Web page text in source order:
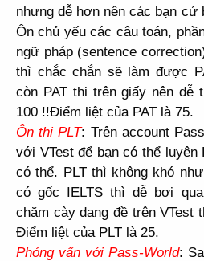
nhưng dễ hơn nên các bạn cứ
Ôn chủ yếu các câu toán,
ngữ pháp (sentence
thì chắc chắn sẽ làm được
còn PAT thi trên giấy nên dễ
100 !!Điểm liệt của PAT là 75.
Ôn thi PLT: Trên account
với VTest để bạn có thể luyên
có thể. PLT thì không khó
có gốc IELTS thì dễ bơi
chăm cày dạng đề trên VTest
Điểm liệt của PLT là 25.
Phỏng vấn với Pass-World: